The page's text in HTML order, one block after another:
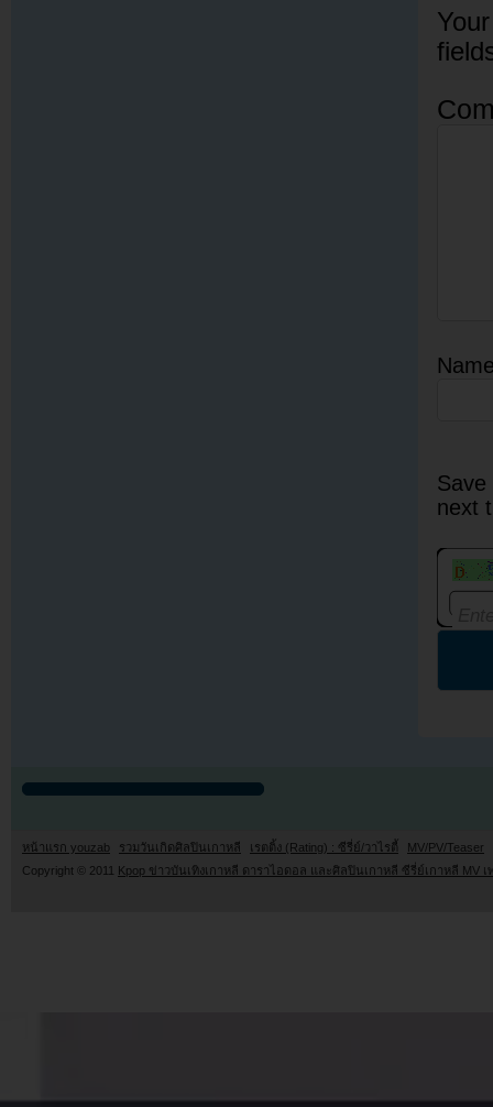
next
หน้าแรก youzab รวมวันเกิดศิลปินเกาหลี เรตติ้ง (Rating) : ซีรี่ย์/วาไรตี้
MV/PV/Teaser
Copyright © 2011 Kpop ข่าวบันเทิงเกาหลี ดาราไอดอล และศิลปินเกาหลี ซีรี่ย์เกาหลี MV